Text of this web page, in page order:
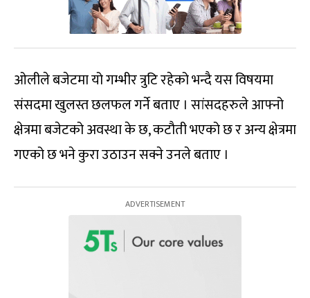
ओलीले बजेटमा यो गम्भीर त्रुटि रहेको भन्दै यस विषयमा
संसदमा खुलस्त छलफल गर्ने बताए । सांसदहरुले आफ्नो
क्षेत्रमा बजेटको अवस्था के छ, कटौती भएको छ र अन्य क्षेत्रमा
गएको छ भने कुरा उठाउन सक्ने उनले बताए ।